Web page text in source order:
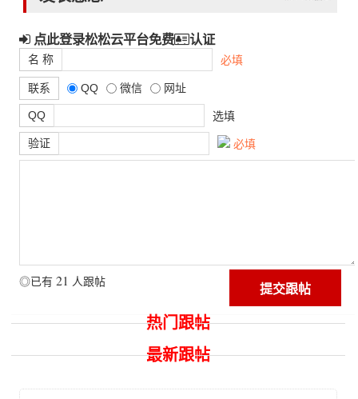
点此登录松松云平台免费 认证
名 称 必填
联系 QQ 微信 网址
QQ 选填
验证 必填
◎已有 21 人跟帖
热门跟帖
最新跟帖